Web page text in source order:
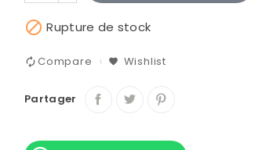
 Rupture de stock
Compare Wishlist
Partager